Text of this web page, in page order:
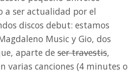
a ser actualidad por el
discos debut: estamos
Music y Gio, dos
aparte de ser travestis,
varias canciones (4 minutes o